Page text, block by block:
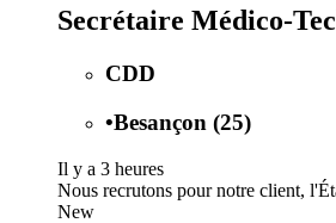
Secrétaire Médico-
CDD
•Besançon (25)
Il y a 3 heures
Nous recrutons pour notre client,
New